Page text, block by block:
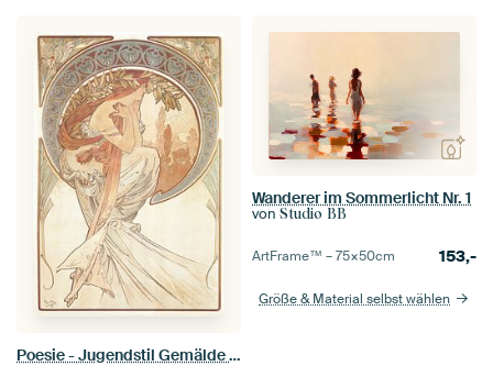
Poesie - Jugendstil Gemälde Mucha Jugendstil
Wanderer im Sommerlicht Nr. 1
von Studio BB
ArtFrame™ –75×50cm 153,-
Größe & Material selbst wählen